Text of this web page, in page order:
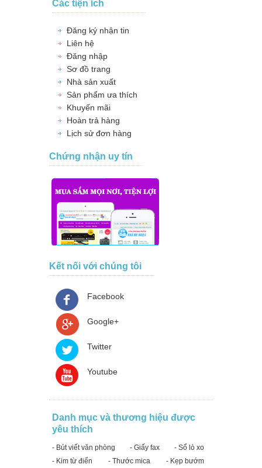
Các tiện ích
Đăng ký nhận tin
Liên hệ
Đăng nhập
Sơ đồ trang
Nhà sản xuất
Sản phẩm ưa thích
Khuyến mãi
Hoàn trả hàng
Lịch sử đơn hàng
Chứng nhận uy tín
Kết nối với chúng tôi
Facebook
Google+
Twitter
Youtube
Danh mục và thương hiệu được
yêu thích
- Bút viết văn phòng - Giấy fax
- Sổ lò xo
- Kim từ điển
- Thước mica
- Kẹp bướm